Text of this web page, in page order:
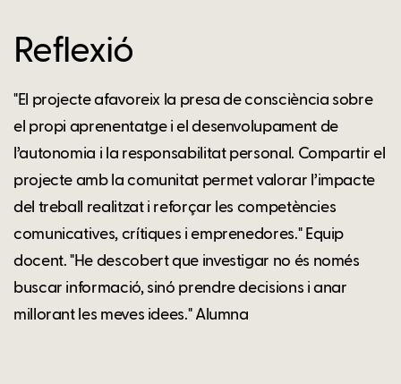
Reflexió
"El projecte afavoreix la presa de consciència sobre
el propi aprenentatge i el desenvolupament de
l’autonomia i la responsabilitat personal. Compartir el
projecte amb la comunitat permet valorar l’impacte
del treball realitzat i reforçar les competències
comunicatives, crítiques i emprenedores." Equip
docent. "He descobert que investigar no és només
buscar informació, sinó prendre decisions i anar
millorant les meves idees." Alumna